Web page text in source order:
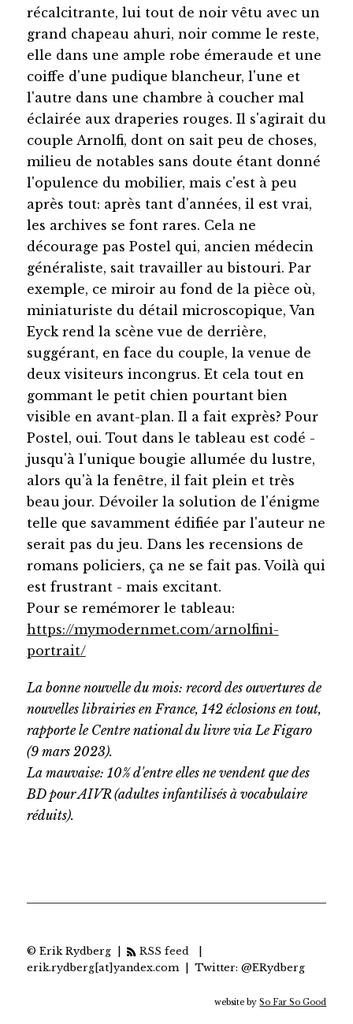
récalcitrante, lui tout de noir vêtu avec un
grand chapeau ahuri, noir comme le reste,
elle dans une ample robe émeraude et une
coiffe d'une pudique blancheur, l'une et
l'autre dans une chambre à coucher mal
éclairée aux draperies rouges. Il s'agirait du
couple Arnolfi, dont on sait peu de choses,
milieu de notables sans doute étant donné
l'opulence du mobilier, mais c'est à peu
après tout: après tant d'années, il est vrai,
les archives se font rares. Cela ne
décourage pas Postel qui, ancien médecin
généraliste, sait travailler au bistouri. Par
exemple, ce miroir au fond de la pièce où,
miniaturiste du détail microscopique, Van
Eyck rend la scène vue de derrière,
suggérant, en face du couple, la venue de
deux visiteurs incongrus. Et cela tout en
gommant le petit chien pourtant bien
visible en avant-plan. Il a fait exprès? Pour
Postel, oui. Tout dans le tableau est codé -
jusqu'à l'unique bougie allumée du lustre,
alors qu'à la fenêtre, il fait plein et très
beau jour. Dévoiler la solution de l'énigme
telle que savamment édifiée par l'auteur ne
serait pas du jeu. Dans les recensions de
romans policiers, ça ne se fait pas. Voilà qui
est frustrant - mais excitant.
Pour se remémorer le tableau:
https://mymodernmet.com/arnolfini-
portrait/
La bonne nouvelle du mois: record des ouvertures de
nouvelles librairies en France, 142 éclosions en tout,
rapporte le Centre national du livre via Le Figaro
(9 mars 2023).
La mauvaise: 10% d'entre elles ne vendent que des
BD pour AIVR (adultes infantilisés à vocabulaire
réduits).
© Erik Rydberg | RSS feed
erik.rydberg[at]yandex.com | Twitter: @ERydberg
website bySo Far So Good